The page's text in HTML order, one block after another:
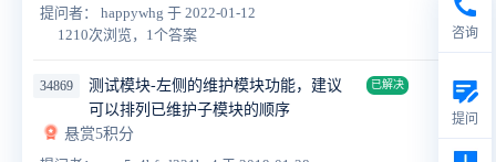
提问者： happywhg 于 2022-01-12
1210次浏览，1个答案
34869
测试模块-左侧的维护模块功能，建议
可以排列已维护子模块的顺序
已解决
悬赏5积分
咨询
提问